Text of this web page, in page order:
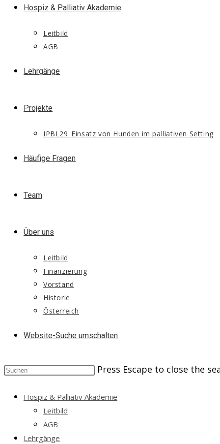
Hospiz & Palliativ Akademie
Leitbild
AGB
Lehrgänge
Projekte
IPBL29_Einsatz von Hunden im palliativen Setting
Häufige Fragen
Team
Über uns
Leitbild
Finanzierung
Vorstand
Historie
Österreich
Website-Suche umschalten
Press Escape to close the
Hospiz & Palliativ Akademie
Leitbild
AGB
Lehrgänge